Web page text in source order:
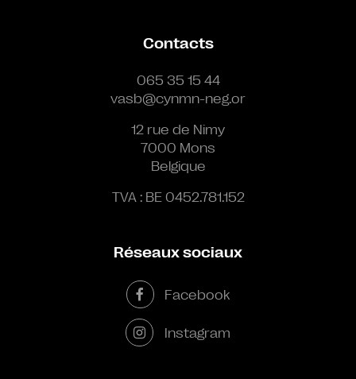
Contacts
065 35 15 44
vasb@cynmn-neg.or
12 rue de Nimy
7000 Mons
Belgique
TVA : BE 0452.781.152
Réseaux sociaux
Facebook
Instagram